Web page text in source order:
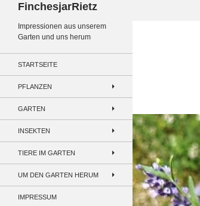
FinchesjarRietz
Impressionen aus unserem
Garten und uns herum
STARTSEITE
PFLANZEN
GARTEN
INSEKTEN
TIERE IM GARTEN
UM DEN GARTEN HERUM
IMPRESSUM